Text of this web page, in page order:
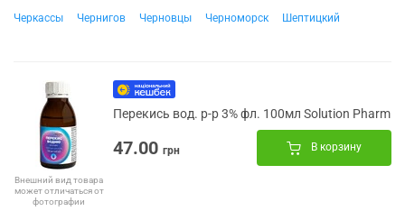
Черкассы
Чернигов Черновцы Черноморск Шептицкий
Внешний вид товара
может отличаться от
фотографии
Перекись вод. р-р 3% фл. 100мл Solution Pharm
47.00 грн В корзину